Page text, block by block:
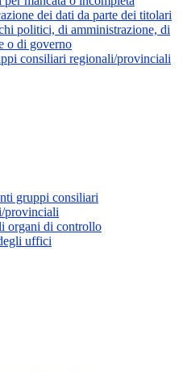
dei dati da parte dei titolari
politici, di amministrazione, di
o di governo
consiliari regionali/provinciali
gruppi consiliari
provinciali
organi di controllo
uffici